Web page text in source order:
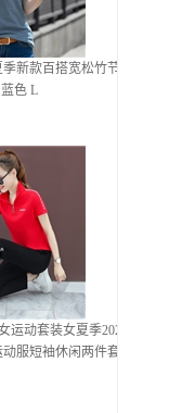
新款百搭宽松竹节棉
色 L
运动套装女夏季2020
服短袖休闲两件套 红